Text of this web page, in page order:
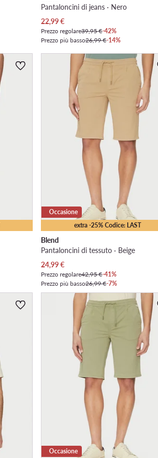
Pantaloncini di jeans · Nero
Prezzo attuale
22,99€
Prezzo regolare39,95 €-42%
Prezzo più basso26,99 €-14%
extra -25% Codice: LAST
Occasione
Blend
Pantaloncini di tessuto · Beige
Prezzo attuale
24,99€
Prezzo regolare42,95 €-41%
Prezzo più basso26,99 €-7%
Occasione